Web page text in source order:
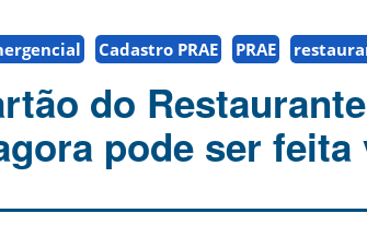
Cadastro PRAE PRAE
do Restaurante
pode ser feita